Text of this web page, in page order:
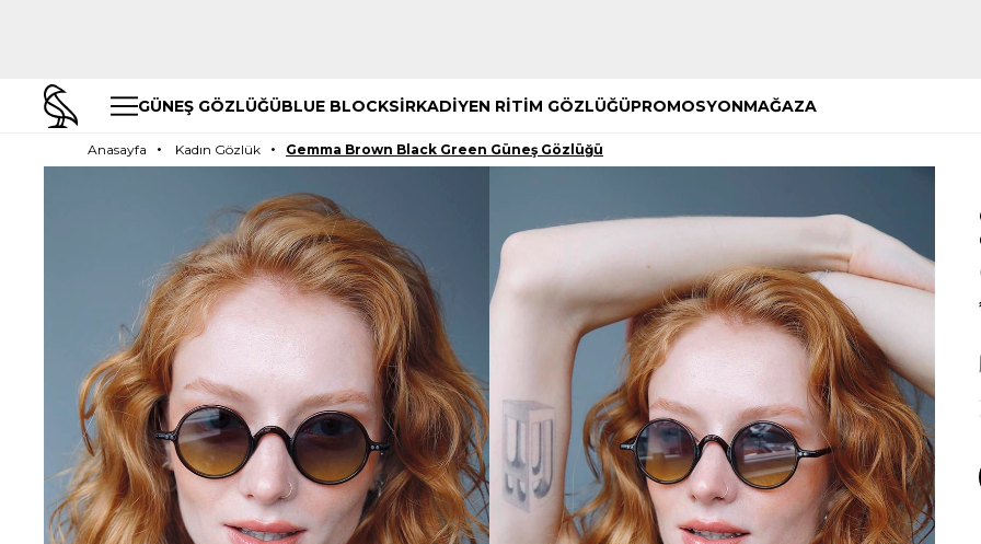
GÜNEŞ GÖZLÜĞÜBLUE BLOCKSİRKADİYEN RİTİM GÖZLÜĞÜPROMOSYONMAĞAZA
Anasayfa Kadın Gözlük Gemma Brown Black Green Güneş Gözlüğü